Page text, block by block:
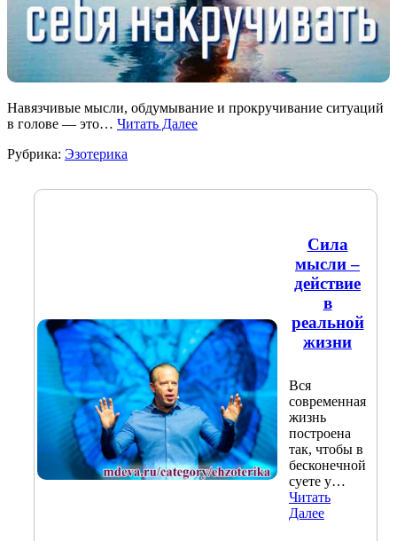
Навязчивые мысли, обдумывание и прокручивание ситуаций
в голове — это… Читать Далее
Рубрика: Эзотерика
Сила
мысли –
действие
в
реальной
жизни
Вся
современная
жизнь
построена
так, чтобы в
бесконечной
суете у…
Читать
Далее